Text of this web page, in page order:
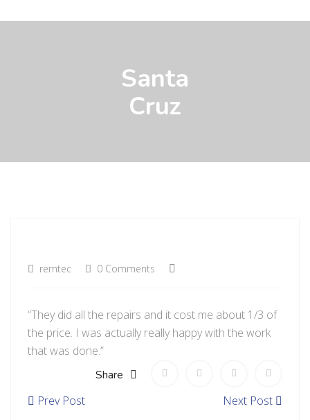
Santa
Cruz
remtec 0 Comments
“They did all the repairs and it cost me about 1/3 of
the price. I was actually really happy with the work
that was done.”
Share
Prev Post
Next Post